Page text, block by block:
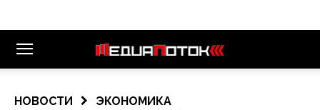
НОВОСТИ ЭКОНОМИКА